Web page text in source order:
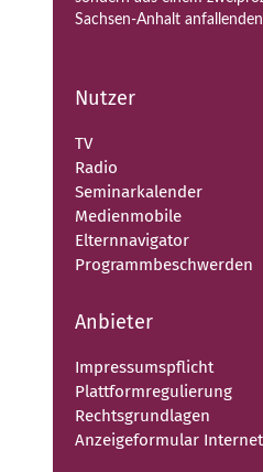
Sachsen-Anhalt
Nutzer
TV
Radio
Seminarkalender
Medienmobile
Elternnavigator
Programmbeschwerden
Anbieter
Impressumspflicht
Plattformregulierung
Rechtsgrundlagen
Anzeigeformular